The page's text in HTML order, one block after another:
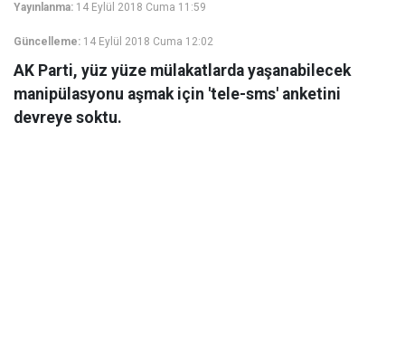
Yayınlanma: 14 Eylül 2018 Cuma 11:59
Güncelleme: 14 Eylül 2018 Cuma 12:02
AK Parti, yüz yüze mülakatlarda yaşanabilecek
manipülasyonu aşmak için 'tele-sms' anketini
devreye soktu.